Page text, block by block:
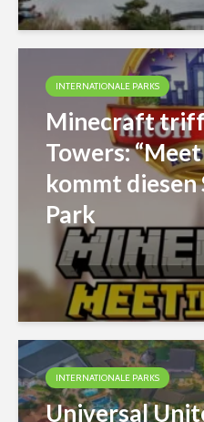
INTERNATIONALE PARKS
Minecraft
Towers:
kommt diesen
Park
INTERNATIONALE PARKS
Universal